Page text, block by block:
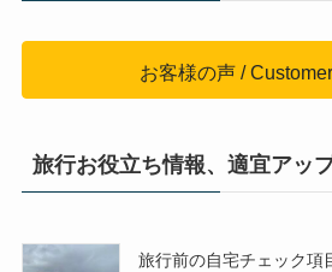
お客様の声 /
旅行お役立ち情報、適宜アッ
旅行前の自宅チェック項